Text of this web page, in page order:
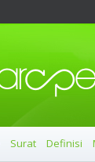
Surat Definisi